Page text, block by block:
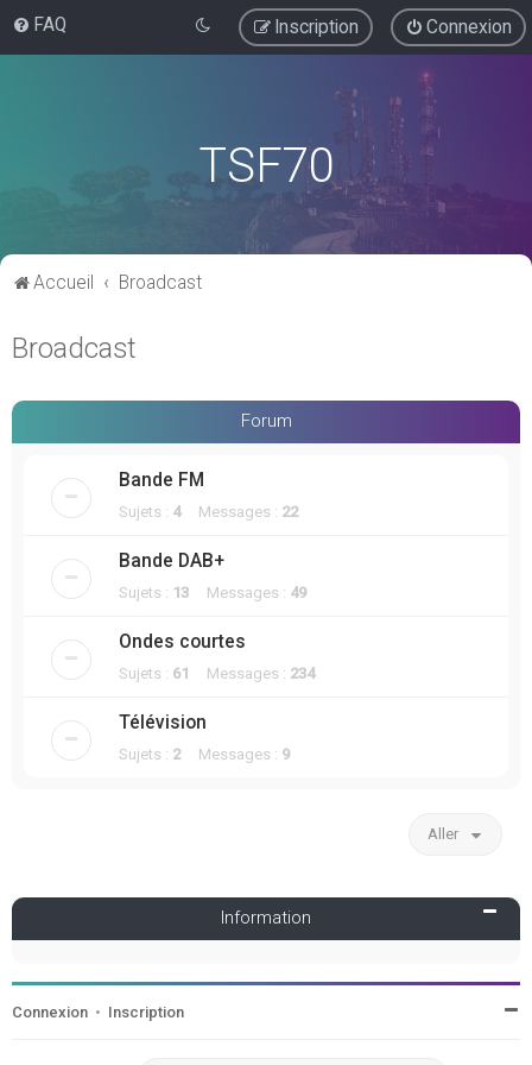
FAQ Connexion
Inscription
TSF70
Accueil Broadcast
Broadcast
Forum
Bande FM
Sujets : 4Messages : 22
Bande DAB+
Sujets : 13 Messages : 49
Ondes courtes
Sujets : 61 Messages : 234
Télévision
Sujets : 2 Messages : 9
Aller
Information
Connexion • Inscription